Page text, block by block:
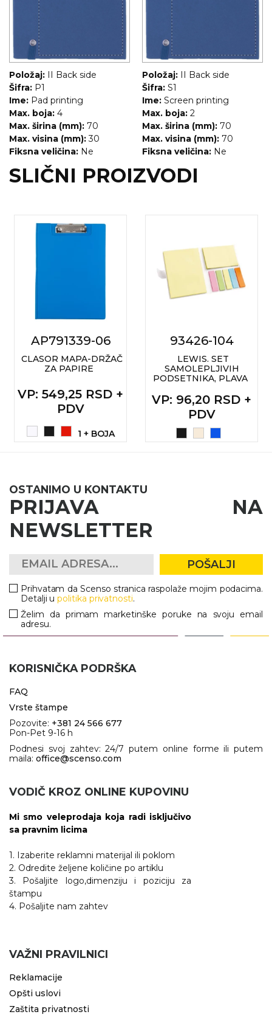
Položaj:
II Back side
Šifra: P1
Ime: Pad printing
Max. boja: 4
Max. širina (mm): 70
Max. visina (mm): 30
Fiksna veličina: Ne
Položaj:
II Back side
Šifra: S1
Ime: Screen printing
Max. boja: 2
Max. širina (mm): 70
Max. visina (mm): 70
Fiksna veličina: Ne
SLIČNI PROIZVODI
AP791339-06
CLASOR MAPA-DRŽAČ
ZA PAPIRE
VP: 549,25 RSD +
PDV
1 + BOJA
93426-104
LEWIS. SET
SAMOLEPLJIVIH
PODSETNIKA, PLAVA
VP: 96,20 RSD +
PDV
OSTANIMO U KONTAKTU
PRIJAVA NA
NEWSLETTER
POŠALJI
Prihvatam da Scenso stranica raspolaže mojim podacima.
Detalji upolitika privatnosti.
Želim da primam marketinške poruke na svoju email
adresu.
KORISNIČKA PODRŠKA
FAQ
Vrste štampe
Pozovite: +381 24 566 677
Pon-Pet 9-16 h
Podnesi svoj zahtev: 24/7 putem online forme ili putem
maila: office@scenso.com
VODIČ KROZ ONLINE KUPOVINU
Mi smo veleprodaja koja radi isključivo
sa pravnim licima
1. Izaberite reklamni materijal ili poklom
2. Odredite željene količine po artiklu
3. Pošaljite logo,dimenziju i poziciju za
štampu
4. Pošaljite nam zahtev
VAŽNI PRAVILNICI
Reklamacije
Opšti uslovi
Zaštita privatnosti